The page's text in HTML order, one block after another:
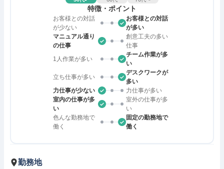
特徴・ポイント
お客様との対話
が少ない
お客様との対話
が多い
マニュアル通り
の仕事
創意工夫の多い
仕事
1人作業が多い
チーム作業が多
い
立ち仕事が多い
デスクワークが
多い
力仕事が少ない
力仕事が多い
室内の仕事が多
い
室外の仕事が多
い
色んな勤務地で
働く
固定の勤務地で
働く
勤務地